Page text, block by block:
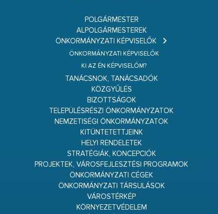
POLGÁRMESTER
ALPOLGÁRMESTEREK
ÖNKORMÁNYZATI KÉPVISELŐK
ÖNKORMÁNYZATI KÉPVISELŐK
KI AZ ÉN KÉPVISELŐM?
TANÁCSNOK, TANÁCSADÓK
KÖZGYŰLÉS
BIZOTTSÁGOK
TELEPÜLÉSRÉSZI ÖNKORMÁNYZATOK
NEMZETISÉGI ÖNKORMÁNYZATOK
KITÜNTETETTJEINK
HELYI RENDELETEK
STRATÉGIÁK, KONCEPCIÓK
PROJEKTEK, VÁROSFEJLESZTÉSI PROGRAMOK
ÖNKORMÁNYZATI CÉGEK
ÖNKORMÁNYZATI TÁRSULÁSOK
VÁROSTÉRKÉP
KÖRNYEZETVÉDELEM